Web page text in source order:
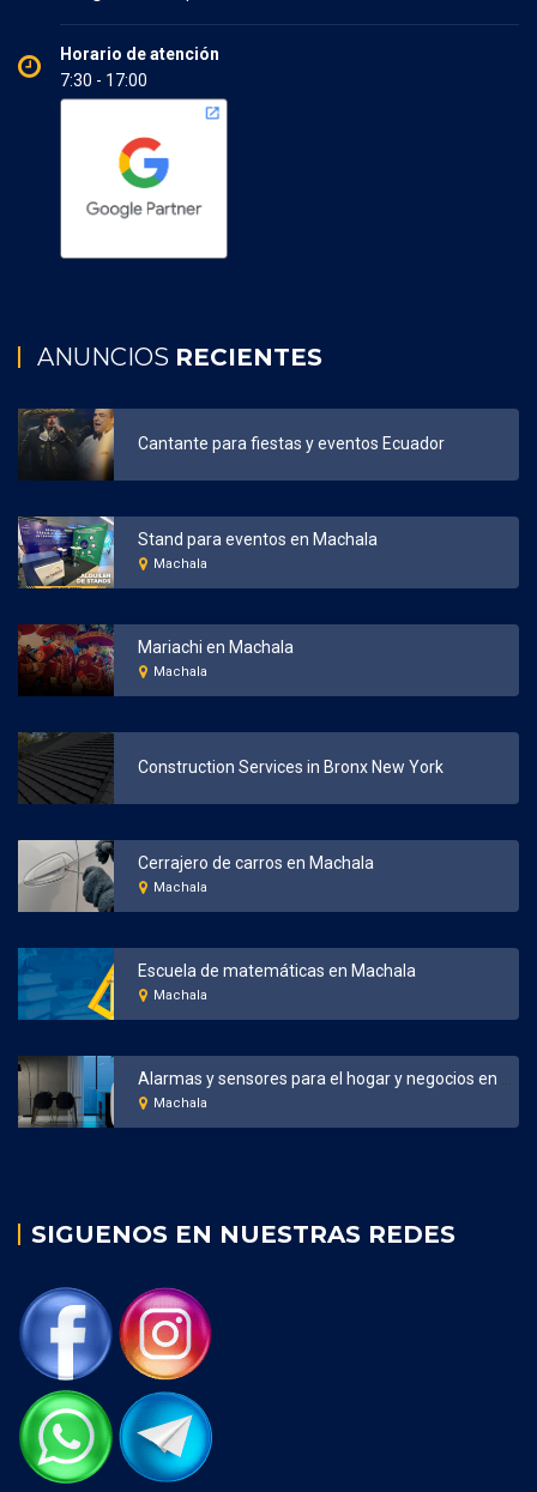
Horario de atención
7:30 - 17:00
ANUNCIOS RECIENTES
Cantante para fiestas y eventos Ecuador
Stand para eventos en Machala
Machala
Mariachi en Machala
Machala
Construction Services in Bronx New York
Cerrajero de carros en Machala
Machala
Escuela de matemáticas en Machala
Machala
Machala
SIGUENOS EN NUESTRAS REDES